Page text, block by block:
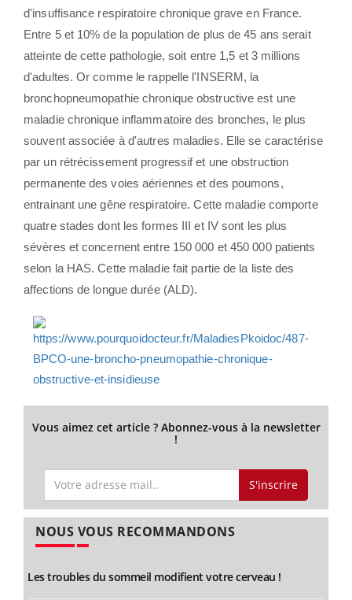
d'insuffisance respiratoire chronique grave en France.
Entre 5 et 10% de la population de plus de 45 ans serait
atteinte de cette pathologie, soit entre 1,5 et 3 millions
d'adultes. Or comme le rappelle l'INSERM, la
bronchopneumopathie chronique obstructive est une
maladie chronique inflammatoire des bronches, le plus
souvent associée à d'autres maladies. Elle se caractérise
par un rétrécissement progressif et une obstruction
permanente des voies aériennes et des poumons,
entrainant une gêne respiratoire. Cette maladie comporte
quatre stades dont les formes III et IV sont les plus
sévères et concernent entre 150 000 et 450 000 patients
selon la HAS. Cette maladie fait partie de la liste des
affections de longue durée (ALD).
Vous aimez cet article ? Abonnez-vous à la newsletter
!
S'inscrire
NOUS VOUS RECOMMANDONS
Les troubles du sommeil modifient votre cerveau !